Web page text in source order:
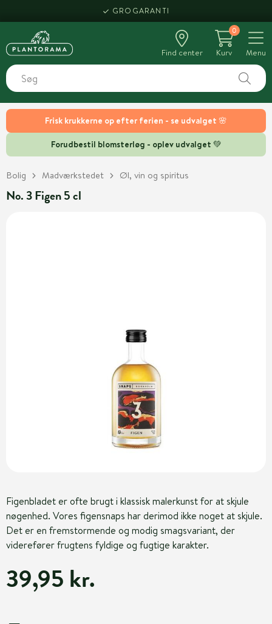
Frisk krukkerne op efter ferien - se udvalget 🌸
Forudbestil blomsterløg - oplev udvalget 💚
GROGARANTI
Find center
0
Kurv
Menu
Bolig Madværkstedet Øl, vin og spiritus
No. 3 Figen 5 cl
Figenbladet er ofte brugt i klassisk malerkunst for at skjule
nøgenhed. Vores figensnaps har derimod ikke noget at skjule.
Det er en fremstormende og modig smagsvariant, der
viderefører frugtens fyldige og fugtige karakter.
39,95 kr.